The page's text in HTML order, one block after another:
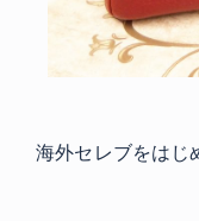
海外セレブをはじ